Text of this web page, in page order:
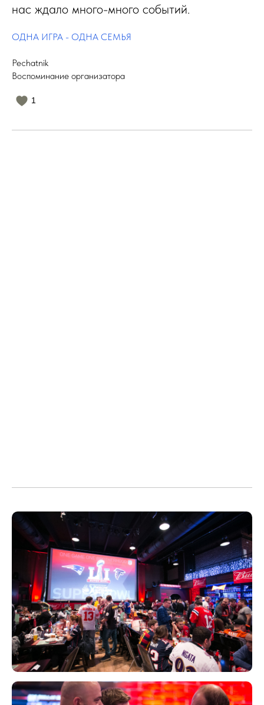
нас ждало много-много событий.
ОДНА ИГРА - ОДНА СЕМЬЯ
Pechatnik
Воспоминание организатора
1